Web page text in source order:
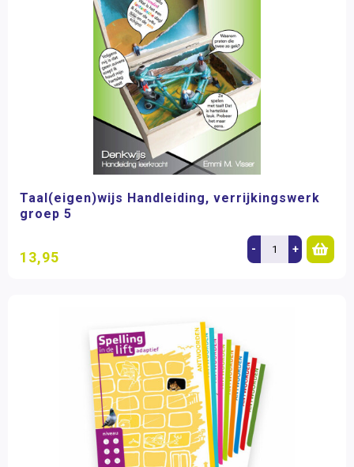
Taal(eigen)wijs Handleiding, verrijkingswerk
groep 5
13,95 - +